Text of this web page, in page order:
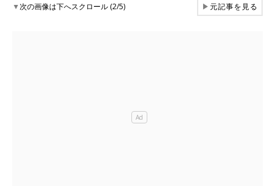
▼次の画像は下へスクロール (2/5) ▶元記事を見る